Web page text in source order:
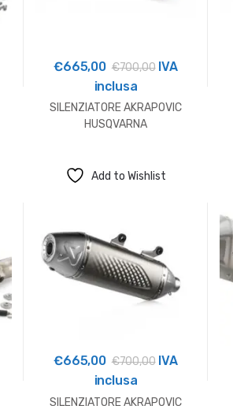
€665,00 €700,00IVA
inclusa
SILENZIATORE AKRAPOVIC
HUSQVARNA
Add to Wishlist
€665,00 €700,00IVA
inclusa
SILENZIATORE AKRAPOVIC